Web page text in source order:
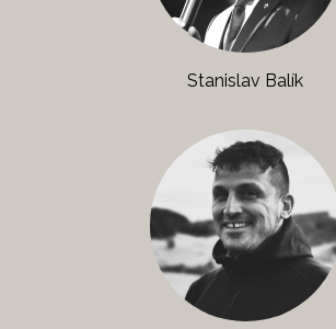
Stanislav Balík